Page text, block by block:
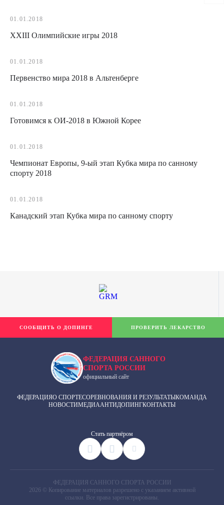
01.01.2018
XXIII Олимпийские игры 2018
01.01.2018
Первенство мира 2018 в Альтенберге
01.01.2018
Готовимся к ОИ-2018 в Южной Корее
01.01.2018
Чемпионат Европы, 9-ый этап Кубка мира по санному
спорту 2018
01.01.2018
Канадский этап Кубка мира по санному спорту
ФЕДЕРАЦИЯ САННОГО
СПОРТА РОССИИ
официальный сайт
ФЕДЕРАЦИЯО СПОРТЕСОРЕВНОВАНИЯ И РЕЗУЛЬТАТЫКОМАНДА
НОВОСТИМЕДИААНТИДОПИНГКОНТАКТЫ
Cтать партнёром
СООБЩИТЬ О ДОПИНГЕ ПРОВЕРИТЬ ЛЕКАРСТВО
ФЕДЕРАЦИЯ САННОГО СПОРТА РОССИИ
2026 © Копирование материалов разрешено с указанием активной
ссылки. Все права зарегистрированы.